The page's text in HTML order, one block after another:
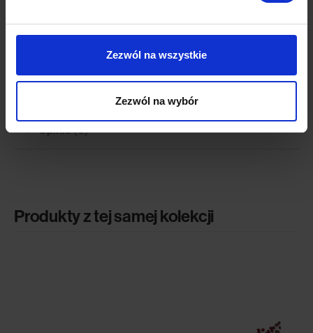
Zezwól na wszystkie
Zezwól na wybór
Opinie (0)
Produkty z tej samej kolekcji